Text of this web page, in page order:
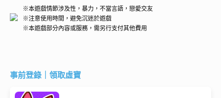
※本遊戲情節涉及性，暴力，不當言語，戀愛交友
※注意使用時間，避免沉迷於遊戲
※本遊戲部分內容或服務，需另行支付其他費用
事前登錄｜領取虛寶